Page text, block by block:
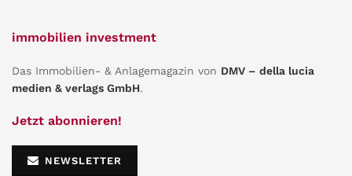
immobilien investment
Das Immobilien- & Anlagemagazin von DMV – della lucia
medien & verlags GmbH.
Jetzt abonnieren!
NEWSLETTER